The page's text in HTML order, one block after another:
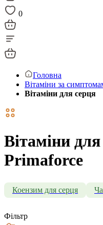
0
Головна
Вітаміни за
Вітаміни для серця
Вітаміни
Primaforce
Коензим для серця
Фільтр